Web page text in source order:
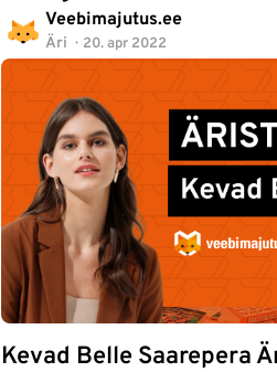
Veebimajutus.ee
Äri 20. apr 2022
Kevad Belle Saarepera